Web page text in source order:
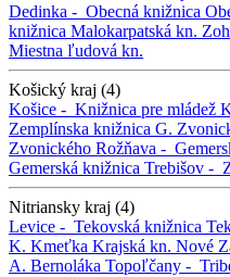
Dedinka - Obecná knižnica
knižnica Malokarpatská kn.
Miestna ľudová kn.
Košický kraj (4)
Košice - Knižnica pre mládež
Zemplínska knižnica G.
Zvonického Rožňava -
Gemerská knižnica Trebišov -
Nitriansky kraj (4)
Levice - Tekovská knižnica
K. Kmeťka Krajská kn. Nové
A. Bernoláka Topoľčany -